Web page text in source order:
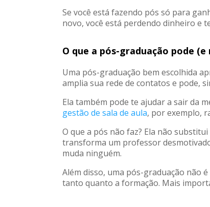
Se você está fazendo pós só para
novo, você está perdendo dinheiro e
O que a pós-graduação pode
Uma pós-graduação bem escolhida
amplia sua rede de contatos e pode,
Ela também pode te ajudar a sair da
gestão de sala de aula, por exemplo,
O que a pós não faz? Ela não
transforma um professor
muda ninguém.
Além disso, uma pós-graduação não
tanto quanto a formação. Mais